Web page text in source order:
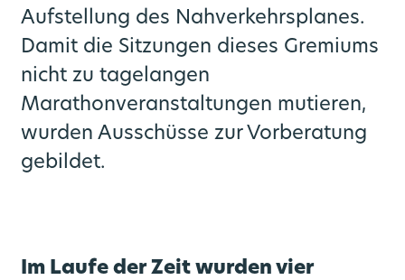
Aufstellung des Nahverkehrsplanes.
Damit die Sitzungen dieses Gremiums
nicht zu tagelangen
Marathonveranstaltungen mutieren,
wurden Ausschüsse zur Vorberatung
gebildet.
Im Laufe der Zeit wurden vier